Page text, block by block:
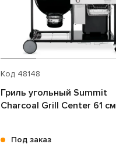
Код 48148
Гриль угольный Summit
Charcoal Grill Center 61 см
Под заказ